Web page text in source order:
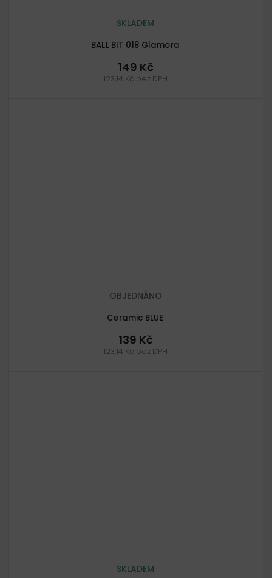
BALL BIT 018 Glamora
SKLADEM
149 Kč
123,14 Kč bez DPH
Ceramic BLUE
OBJEDNÁNO
139 Kč
123,14 Kč bez DPH
SKLADEM